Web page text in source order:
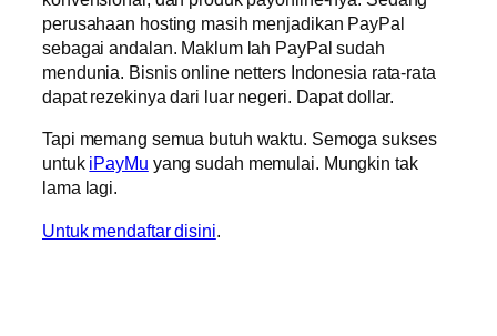
perusahaan hosting masih menjadikan PayPal
sebagai andalan. Maklum lah PayPal sudah
mendunia. Bisnis online netters Indonesia rata-rata
dapat rezekinya dari luar negeri. Dapat dollar.
Tapi memang semua butuh waktu. Semoga sukses
untuk iPayMu yang sudah memulai. Mungkin tak
lama lagi.
Untuk mendaftar disini.